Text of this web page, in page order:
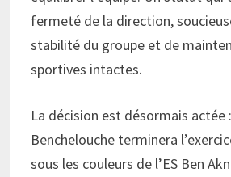
fermeté de la direction,
stabilité du groupe et de
sportives intactes.
La décision est désormais actée
Benchelouche terminera
sous les couleurs de l’ES Ben